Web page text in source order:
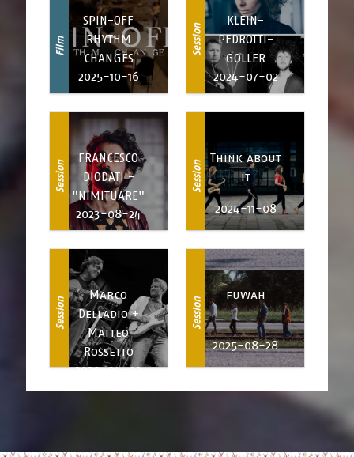
Film
SPIN-OFF
RHYTHM
CHANGES
2025-10-16
Session
KLEIN-
PEDROTTI-
GOLLER
2024-07-02
Session
FRANCESCO
DIODATI -
"NIMITUARE"
2023-08-24
Session
Think about
it
2024-11-08
Session
Marco
Delladio +
Matteo
Rossetto
2020-04-02
Session
fuwah
2025-08-28